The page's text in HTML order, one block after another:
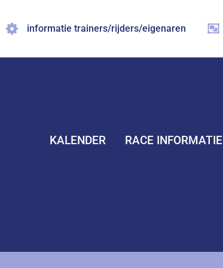
naar
de
informatie trainers/rijders/eigenaren
KALENDER RACE INFORMATIE